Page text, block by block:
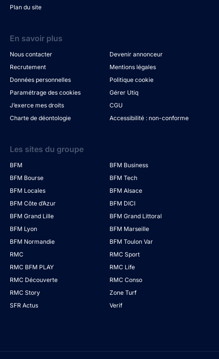
Plan du site
En savoir plus
Nous contacter
Devenir annonceur
Recrutement
Mentions légales
Données personnelles
Politique cookie
Paramétrage des cookies
Gérer Utiq
J’exerce mes droits
CGU
Charte de déontologie
Accessibilité : non-conforme
Les sites du groupe
BFM
BFM Business
BFM Bourse
BFM Tech
BFM Locales
BFM Alsace
BFM Côte d’Azur
BFM DICI
BFM Grand Lille
BFM Grand Littoral
BFM Lyon
BFM Marseille
BFM Normandie
BFM Toulon Var
RMC
RMC Sport
RMC BFM PLAY
RMC Life
RMC Découverte
RMC Conso
RMC Story
Zone Turf
SFR Actus
Verif